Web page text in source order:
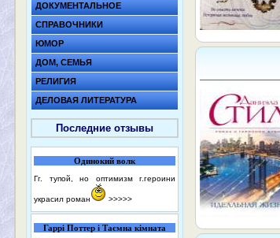
ДОКУМЕНТАЛЬНОЕ
СПРАВОЧНИКИ
ЮМОР
ДОМ, СЕМЬЯ
РЕЛИГИЯ
ДЕЛОВАЯ ЛИТЕРАТУРА
Последние отзывы
Одинокий волк
Гг. тупой, но оптимизм г.героини
украсил роман >>>>>
Гаррі Поттер і Таємна кімната